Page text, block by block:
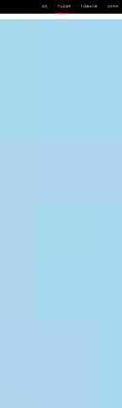
首页 产品及服务 行业解决方案 合作伙伴